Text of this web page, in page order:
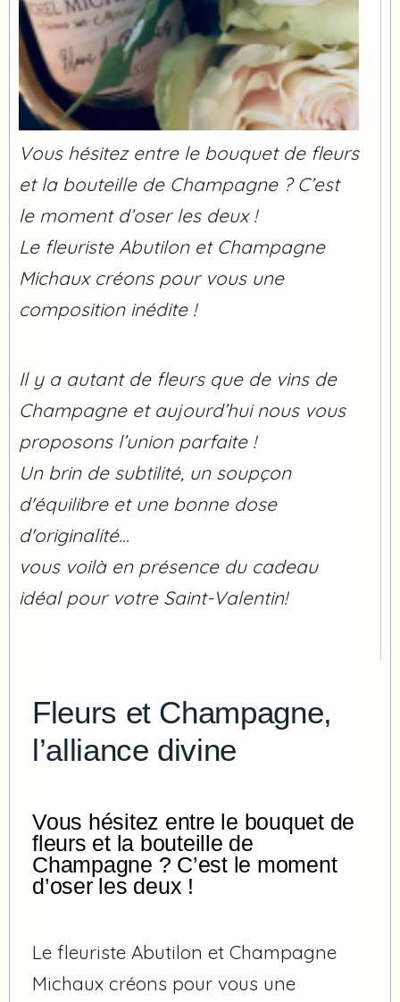
Vous hésitez entre le bouquet de fleurs
et la bouteille de Champagne ? C’est
le moment d’oser les deux !
Le fleuriste Abutilon et Champagne
Michaux créons pour vous une
composition inédite !
Il y a autant de fleurs que de vins de
Champagne et aujourd’hui nous vous
proposons l’union parfaite !
Un brin de subtilité, un soupçon
d'équilibre et une bonne dose
d'originalité…
vous voilà en présence du cadeau
idéal pour votre Saint-Valentin!
Fleurs et Champagne,
l’alliance divine
Vous hésitez entre le bouquet de
fleurs et la bouteille de
Champagne ? C’est le moment
d’oser les deux !
Le fleuriste Abutilon et Champagne
Michaux créons pour vous une